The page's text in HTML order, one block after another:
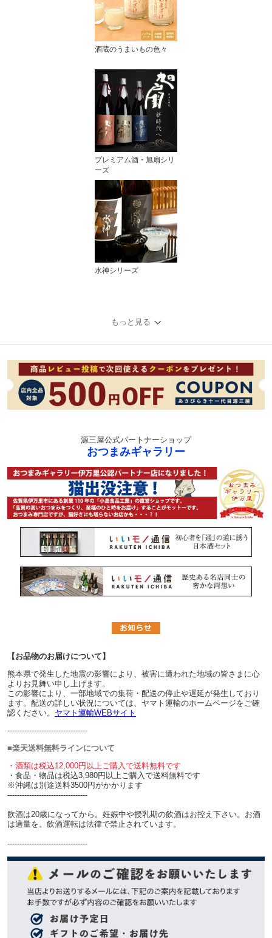
酒蔵のうまいもの色々
プレミアム酒・旭扇シリ
ーズ
水神シリーズ
もっと見る
源三屋公式パートナーショップ
おつまみギャラリー
【お品物のお届けについて】
熊本県で発生した地震の影響により、被害に遭われた地域の皆さまに心
よりお見舞い申し上げます。
この影響により、一部地域での集荷・配送の停止や遅延が発生しており
ます。配送の詳しい状況については、ヤマト運輸のホームページをご確
認ください。 ヤマト運輸WEBサイト
---------------------------------
■楽天送料無料ラインについて
・酒類は税込12,000円以上ご購入で送料無料です
・食品・物品は税込3,980円以上ご購入で送料無料です
※沖縄は別途送料3500円がかかります
---------------------------------
飲酒は20歳になってから。妊娠中や授乳期の飲酒はお控え下さい。お酒
は適量を。飲酒運転は法律で禁止されています。
---------------------------------